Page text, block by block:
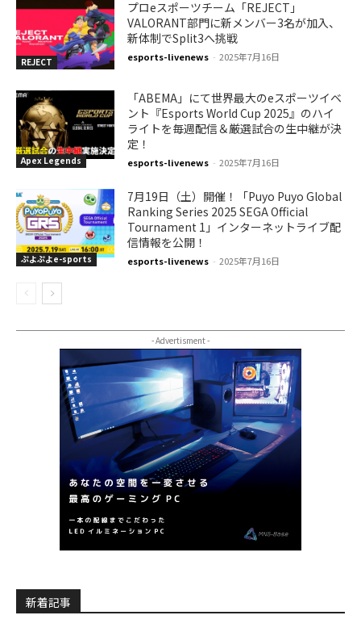
REJECT
プロeスポーツチーム「REJECT」
VALORANT部門に新メンバー3名が加入、
新体制でSplit3へ挑戦
esports-livenews - 2025年7月16日
Apex Legends
「ABEMA」にて世界最大のeスポーツイベ
ント『Esports World Cup 2025』のハイ
ライトを毎週配信＆厳選試合の生中継が決
定！
esports-livenews - 2025年7月16日
ぷよぷよe-sports
7月19日（土）開催！「Puyo Puyo Global
Ranking Series 2025 SEGA Official
Tournament 1」インターネットライブ配
信情報を公開！
esports-livenews - 2025年7月16日
- Advertisment -
新着記事